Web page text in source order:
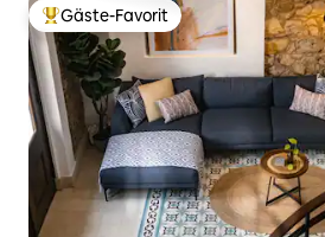
Beliebter Gäste-Favorit.
Gäste-Favorit